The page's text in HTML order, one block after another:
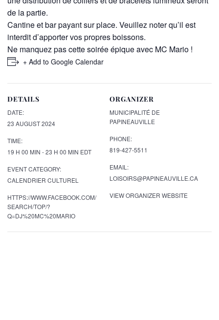
de la partie.
Cantine et bar payant sur place. Veuillez noter qu’il est
interdit d’apporter vos propres boissons.
Ne manquez pas cette soirée épique avec MC Mario !
+ Add to Google Calendar
DETAILS
DATE:
23 AUGUST 2024
TIME:
19 H 00 MIN - 23 H 00 MIN EDT
EVENT CATEGORY:
CALENDRIER CULTUREL
HTTPS://WWW.FACEBOOK.COM/
SEARCH/TOP/?
Q=DJ%20MC%20MARIO
ORGANIZER
MUNICIPALITÉ DE
PAPINEAUVILLE
PHONE:
819-427-5511
EMAIL:
LOISOIRS@PAPINEAUVILLE.CA
VIEW ORGANIZER WEBSITE